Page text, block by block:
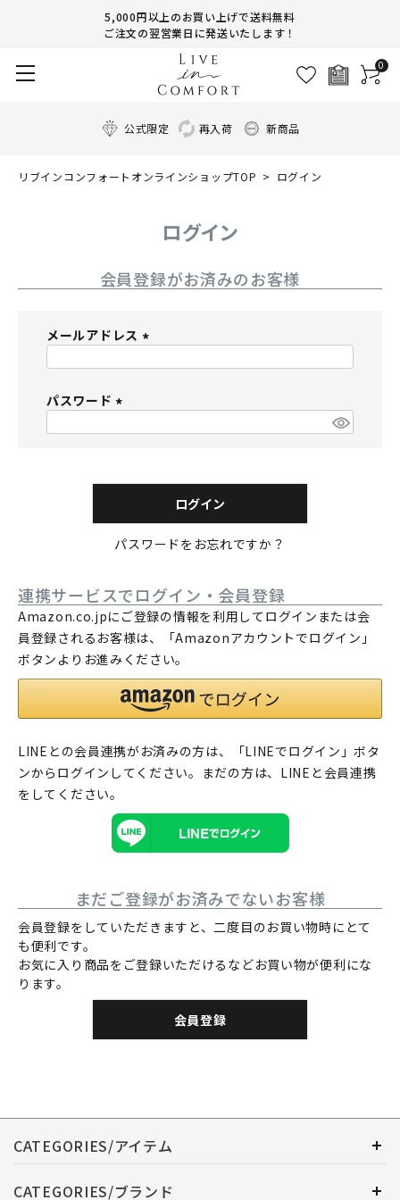
5,000円以上のお買い上げで送料無料
ご注文の翌営業日に発送いたします！
0
公式限定 再入荷 新商品
リブインコンフォートオンラインショップTOP ログイン
ログイン
会員登録がお済みのお客様
メールアドレス
パスワード
)
ログイン
パスワードをお忘れですか？
連携サービスでログイン・会員登録
Amazon.co.jpにご登録の情報を利用してログインまたは会
員登録されるお客様は、「Amazonアカウントでログイン」
ボタンよりお進みください。
LINEとの会員連携がお済みの方は、「LINEでログイン」ボタ
ンからログインしてください。まだの方は、 LINEと会員連携
をしてください。
まだご登録がお済みでないお客様
会員登録をしていただきますと、二度目のお買い物時にとて
も便利です。
お気に入り商品をご登録いただけるなどお買い物が便利にな
ります。
会員登録
CATEGORIES/アイテム
CATEGORIES/ブランド